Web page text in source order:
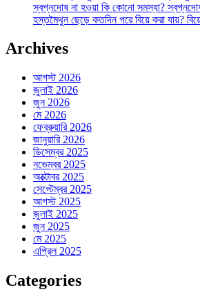
স্বপ্নদোষ না হওয়া কি কোনো সমস্যা?
হস্তমৈথুন ছেড়ে কতদিন পরে বিয়ে করা যায়?
Archives
আগস্ট 2026
জুলাই 2026
জুন 2026
মে 2026
ফেব্রুয়ারি 2026
জানুয়ারি 2026
ডিসেম্বর 2025
নভেম্বর 2025
অক্টোবর 2025
সেপ্টেম্বর 2025
আগস্ট 2025
জুলাই 2025
জুন 2025
মে 2025
এপ্রিল 2025
Categories